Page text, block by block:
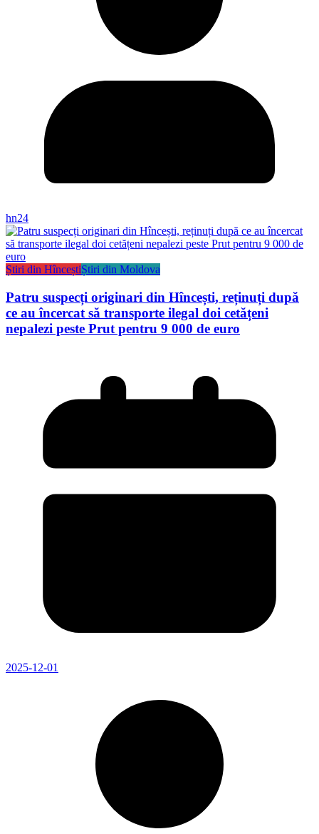
hn24
Știri din HînceștiȘtiri din Moldova
Patru suspecți originari din Hîncești, reținuți după
ce au încercat să transporte ilegal doi cetățeni
nepalezi peste Prut pentru 9 000 de euro
2025-12-01